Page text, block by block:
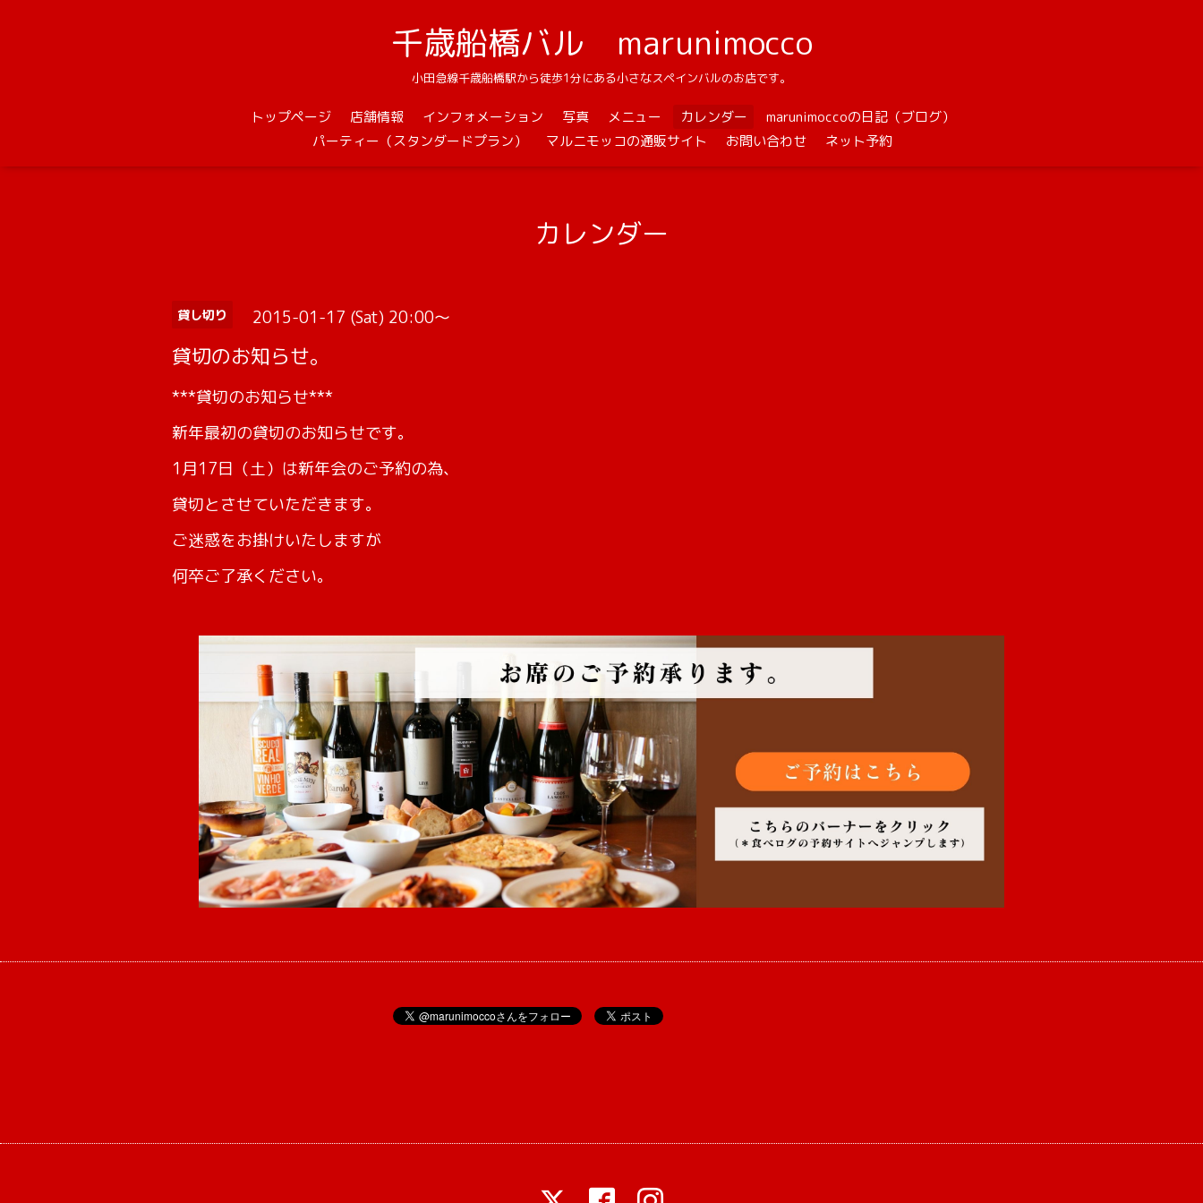
千歳船橋バル marunimocco
小田急線千歳船橋駅から徒歩1分にある小さなスペインバルのお店です。
トップページ 店舗情報 インフォメーション 写真 メニュー カレンダー
marunimoccoの日記（ブログ）
パーティー（スタンダードプラン）
マルニモッコの通販サイト お問い合わせ ネット予約
カレンダー
貸し切り 2015-01-17 (Sat) 20:00～
貸切のお知らせ。
***貸切のお知らせ***
新年最初の貸切のお知らせです。
1月17日（土）は新年会のご予約の為、
貸切とさせていただきます。
ご迷惑をお掛けいたしますが
何卒ご了承ください。